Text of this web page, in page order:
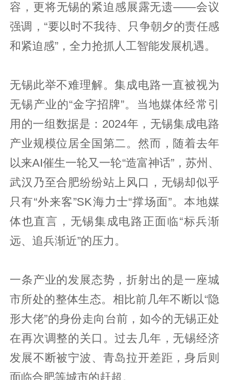
容，更将无锡的紧迫感展露无遗——会议
强调，“要以时不我待、只争朝夕的责任感
和紧迫感”，全力抢抓人工智能发展机遇。
无锡此举不难理解。集成电路一直被视为
无锡产业的“金字招牌”。当地媒体经常引
用的一组数据是：2024年，无锡集成电路
产业规模位居全国第二。然而，随着去年
以来AI催生一轮又一轮“造富神话”，苏州、
武汉乃至合肥纷纷站上风口，无锡却似乎
只有“外来客”SK海力士“撑场面”。本地媒
体也直言，无锡集成电路正面临“标兵渐
远、追兵渐近”的压力。
一条产业的发展态势，折射出的是一座城
市所处的整体生态。相比前几年不断以“隐
形大佬”的身份走向台前，如今的无锡正处
在再次调整的关口。过去几年，无锡经济
发展不断被宁波、青岛拉开差距，身后则
面临合肥等城市的赶超。